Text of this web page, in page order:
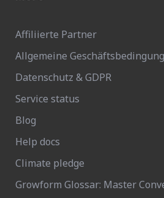
Affiliierte Partner
Allgemeine
Datenschutz & GDPR
Service status
Blog
Help docs
Climate pledge
Growform Glossar: Master